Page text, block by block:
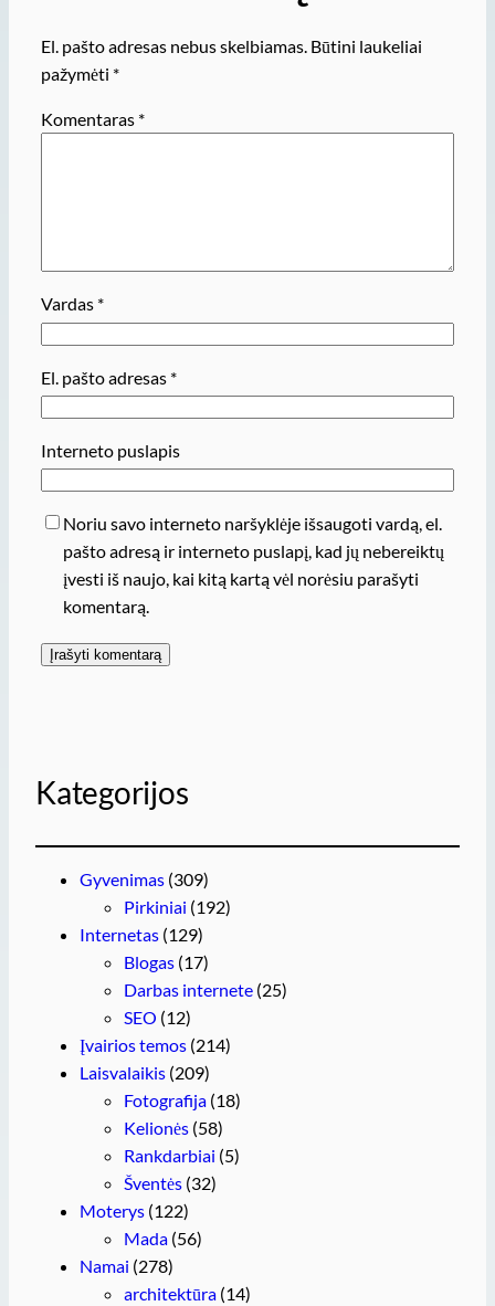
El. pašto adresas nebus skelbiamas. Būtini laukeliai
pažymėti *
Komentaras *
Vardas *
El. pašto adresas *
Interneto puslapis
Noriu savo interneto naršyklėje išsaugoti vardą, el.
pašto adresą ir interneto puslapį, kad jų nebereiktų
įvesti iš naujo, kai kitą kartą vėl norėsiu parašyti
komentarą.
Kategorijos
Gyvenimas (309)
Pirkiniai (192)
Internetas (129)
Blogas (17)
Darbas internete (25)
SEO (12)
Įvairios temos (214)
Laisvalaikis (209)
Fotografija (18)
Kelionės (58)
Rankdarbiai (5)
Šventės (32)
Moterys (122)
Mada (56)
Namai (278)
architektūra (14)